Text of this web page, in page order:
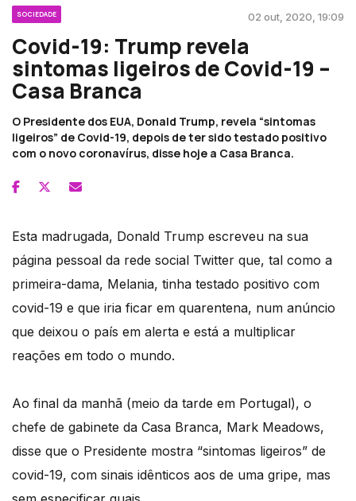
SOCIEDADE 02 out, 2020, 19:09
Covid-19: Trump revela
sintomas ligeiros de Covid-19 –
Casa Branca
O Presidente dos EUA, Donald Trump, revela “sintomas
ligeiros” de Covid-19, depois de ter sido testado positivo
com o novo coronavírus, disse hoje a Casa Branca.
Esta madrugada, Donald Trump escreveu na sua
página pessoal da rede social Twitter que, tal como a
primeira-dama, Melania, tinha testado positivo com
covid-19 e que iria ficar em quarentena, num anúncio
que deixou o país em alerta e está a multiplicar
reações em todo o mundo.
Ao final da manhã (meio da tarde em Portugal), o
chefe de gabinete da Casa Branca, Mark Meadows,
disse que o Presidente mostra “sintomas ligeiros” de
covid-19, com sinais idênticos aos de uma gripe, mas